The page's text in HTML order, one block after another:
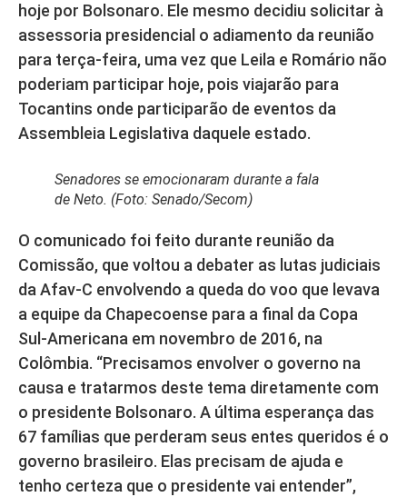
hoje por Bolsonaro. Ele mesmo decidiu solicitar à
assessoria presidencial o adiamento da reunião
para terça-feira, uma vez que Leila e Romário não
poderiam participar hoje, pois viajarão para
Tocantins onde participarão de eventos da
Assembleia Legislativa daquele estado.
Senadores se emocionaram durante a fala
de Neto. (Foto: Senado/Secom)
O comunicado foi feito durante reunião da
Comissão, que voltou a debater as lutas judiciais
da Afav-C envolvendo a queda do voo que levava
a equipe da Chapecoense para a final da Copa
Sul-Americana em novembro de 2016, na
Colômbia. “Precisamos envolver o governo na
causa e tratarmos deste tema diretamente com
o presidente Bolsonaro. A última esperança das
67 famílias que perderam seus entes queridos é o
governo brasileiro. Elas precisam de ajuda e
tenho certeza que o presidente vai entender”,